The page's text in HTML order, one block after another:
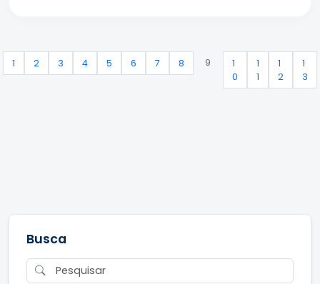
1 2 3 4 5 6 7 8 9
1
0
1
1
1
2
1
3
Busca